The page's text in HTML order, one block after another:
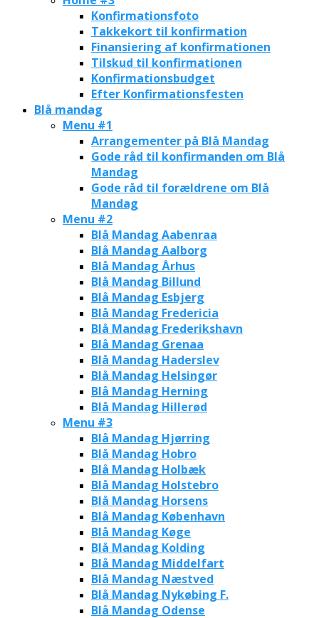
Konfirmationsfoto
Takkekort til konfirmation
Finansiering af konfirmationen
Tilskud til konfirmationen
Konfirmationsbudget
Efter Konfirmationsfesten
Blå mandag
Menu #1
Arrangementer på Blå Mandag
Gode råd til konfirmanden om Blå
Mandag
Gode råd til forældrene om Blå
Mandag
Menu #2
Blå Mandag Aabenraa
Blå Mandag Aalborg
Blå Mandag Århus
Blå Mandag Billund
Blå Mandag Esbjerg
Blå Mandag Fredericia
Blå Mandag Frederikshavn
Blå Mandag Grenaa
Blå Mandag Haderslev
Blå Mandag Helsingør
Blå Mandag Herning
Blå Mandag Hillerød
Menu #3
Blå Mandag Hjørring
Blå Mandag Hobro
Blå Mandag Holbæk
Blå Mandag Holstebro
Blå Mandag Horsens
Blå Mandag København
Blå Mandag Køge
Blå Mandag Kolding
Blå Mandag Middelfart
Blå Mandag Næstved
Blå Mandag Nykøbing F.
Blå Mandag Odense